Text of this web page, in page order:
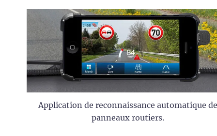
Application de reconnaissance automatique de
panneaux routiers.